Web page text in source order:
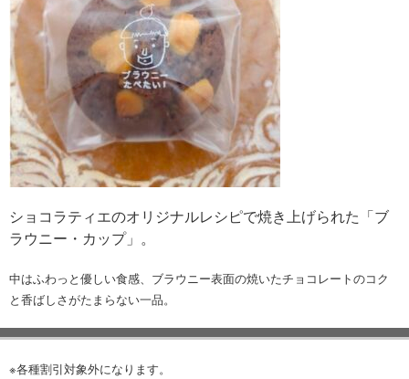
ショコラティエのオリジナルレシピで焼き上げられた「ブ
ラウニー・カップ」。
中はふわっと優しい食感、ブラウニー表面の焼いたチョコレートのコク
と香ばしさがたまらない一品。
※各種割引対象外になります。